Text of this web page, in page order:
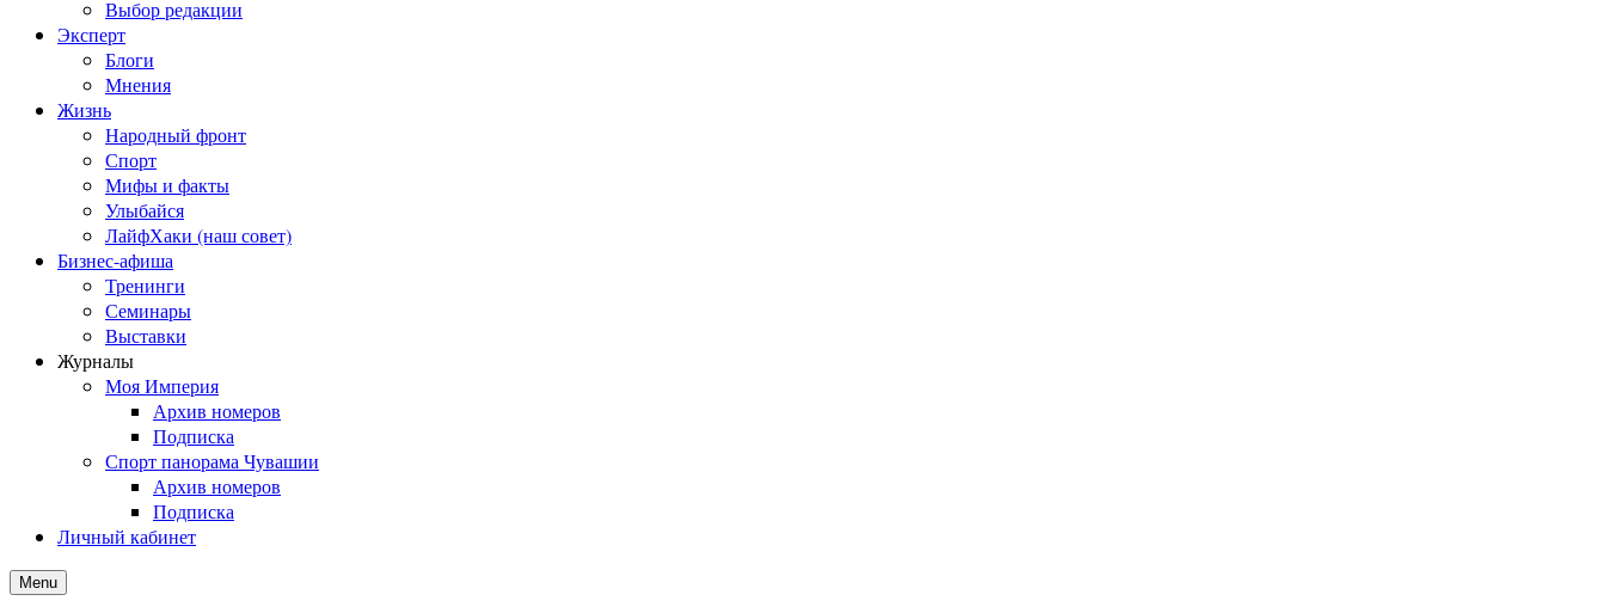
Выбор редакции
Эксперт
Блоги
Мнения
Жизнь
Народный фронт
Спорт
Мифы и факты
Улыбайся
ЛайфХаки (наш совет)
Бизнес-афиша
Тренинги
Семинары
Выставки
Журналы
Моя Империя
Архив номеров
Подписка
Спорт панорама Чувашии
Архив номеров
Подписка
Личный кабинет
Menu